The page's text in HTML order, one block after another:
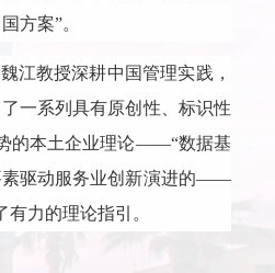
方案”。
江教授深耕中国管理实践，
一系列具有原创性、标识性
的本土企业理论——“数据基
素驱动服务业创新演进的——
力的理论指引。